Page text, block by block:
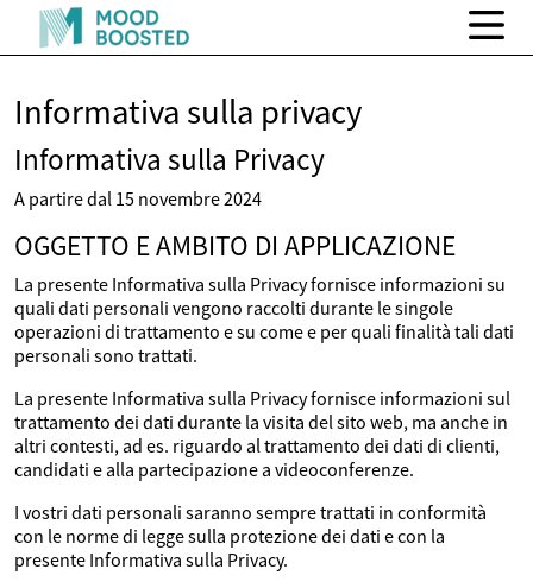
Informativa sulla privacy
Informativa sulla Privacy
A partire dal 15 novembre 2024
OGGETTO E AMBITO DI APPLICAZIONE
La presente Informativa sulla Privacy fornisce informazioni su
quali dati personali vengono raccolti durante le singole
operazioni di trattamento e su come e per quali finalità tali dati
personali sono trattati.
La presente Informativa sulla Privacy fornisce informazioni sul
trattamento dei dati durante la visita del sito web, ma anche in
altri contesti, ad es. riguardo al trattamento dei dati di clienti,
candidati e alla partecipazione a videoconferenze.
I vostri dati personali saranno sempre trattati in conformità
con le norme di legge sulla protezione dei dati e con la
presente Informativa sulla Privacy.